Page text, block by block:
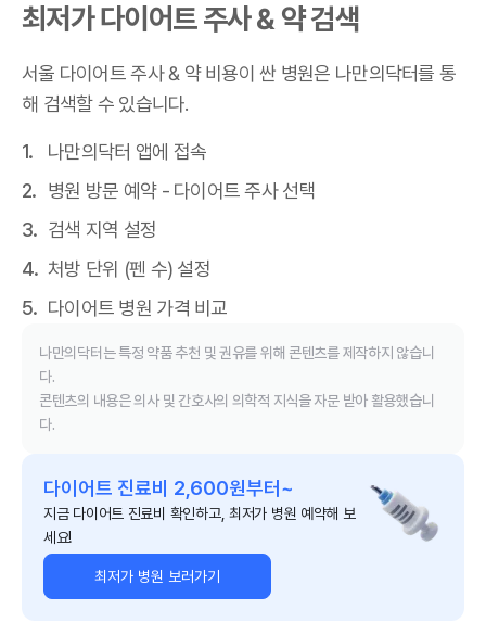
최저가 다이어트 주사 & 약 검색
서울 다이어트 주사 & 약 비용이 싼 병원은 나만의닥터를 통
해 검색할 수 있습니다.
나만의닥터 앱에 접속
병원 방문 예약 - 다이어트 주사 선택
검색 지역 설정
처방 단위 (펜 수) 설정
다이어트 병원 가격 비교
나만의닥터는 특정 약품 추천 및 권유를 위해 콘텐츠를 제작하지 않습니
다.
콘텐츠의 내용은 의사 및 간호사의 의학적 지식을 자문 받아 활용했습니
다.
다이어트 진료비 2,600원부터~
지금 다이어트 진료비 확인하고, 최저가 병원 예약해 보
세요!
최저가 병원 보러가기